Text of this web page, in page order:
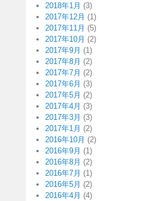
2018年1月 (3)
2017年12月 (1)
2017年11月 (5)
2017年10月 (2)
2017年9月 (1)
2017年8月 (2)
2017年7月 (2)
2017年6月 (3)
2017年5月 (2)
2017年4月 (3)
2017年3月 (3)
2017年1月 (2)
2016年10月 (2)
2016年9月 (1)
2016年8月 (2)
2016年7月 (1)
2016年5月 (2)
2016年4月 (4)